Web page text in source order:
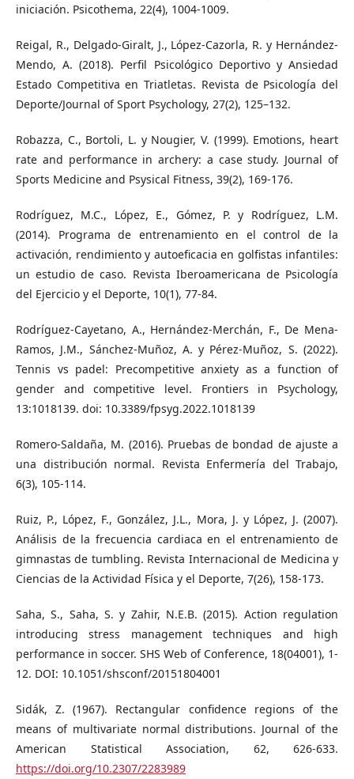
iniciación. Psicothema, 22(4), 1004-1009.
Reigal, R., Delgado-Giralt, J., López-Cazorla, R. y Hernández-
Mendo, A. (2018). Perfil Psicológico Deportivo y Ansiedad
Estado Competitiva en Triatletas. Revista de Psicología del
Deporte/Journal of Sport Psychology, 27(2), 125–132.
Robazza, C., Bortoli, L. y Nougier, V. (1999). Emotions, heart
rate and performance in archery: a case study. Journal of
Sports Medicine and Psysical Fitness, 39(2), 169-176.
Rodríguez, M.C., López, E., Gómez, P. y Rodríguez, L.M.
(2014). Programa de entrenamiento en el control de la
activación, rendimiento y autoeficacia en golfistas infantiles:
un estudio de caso. Revista Iberoamericana de Psicología
del Ejercicio y el Deporte, 10(1), 77-84.
Rodríguez-Cayetano, A., Hernández-Merchán, F., De Mena-
Ramos, J.M., Sánchez-Muñoz, A. y Pérez-Muñoz, S. (2022).
Tennis vs padel: Precompetitive anxiety as a function of
gender and competitive level. Frontiers in Psychology,
13:1018139. doi: 10.3389/fpsyg.2022.1018139
Romero-Saldaña, M. (2016). Pruebas de bondad de ajuste a
una distribución normal. Revista Enfermería del Trabajo,
6(3), 105-114.
Ruiz, P., López, F., González, J.L., Mora, J. y López, J. (2007).
Análisis de la frecuencia cardiaca en el entrenamiento de
gimnastas de tumbling. Revista Internacional de Medicina y
Ciencias de la Actividad Física y el Deporte, 7(26), 158-173.
Saha, S., Saha, S. y Zahir, N.E.B. (2015). Action regulation
introducing stress management techniques and high
performance in soccer. SHS Web of Conference, 18(04001), 1-
12. DOI: 10.1051/shsconf/20151804001
Sidák, Z. (1967). Rectangular confidence regions of the
means of multivariate normal distributions. Journal of the
American Statistical Association, 62, 626-633.
https://doi.org/10.2307/2283989